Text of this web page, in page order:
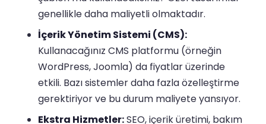
genellikle daha maliyetli olmaktadır.
İçerik Yönetim Sistemi (CMS):
Kullanacağınız CMS platformu (örneğin
WordPress, Joomla) da fiyatlar üzerinde
etkili. Bazı sistemler daha fazla özelleştirme
gerektiriyor ve bu durum maliyete yansıyor.
Ekstra Hizmetler:SEO, içerik üretimi, bakım